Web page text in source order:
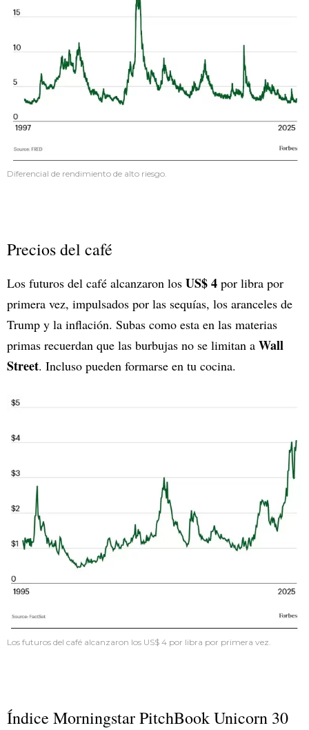
Diferencial de rendimiento de alto riesgo.
Precios del café
Los futuros del café alcanzaron los US$ 4 por libra por
primera vez, impulsados por las sequías, los aranceles de
Trump y la inflación. Subas como esta en las materias
primas recuerdan que las burbujas no se limitan a Wall
Street. Incluso pueden formarse en tu cocina.
Los futuros del café alcanzaron los US$ 4 por libra por primera vez.
Índice Morningstar PitchBook Unicorn 30